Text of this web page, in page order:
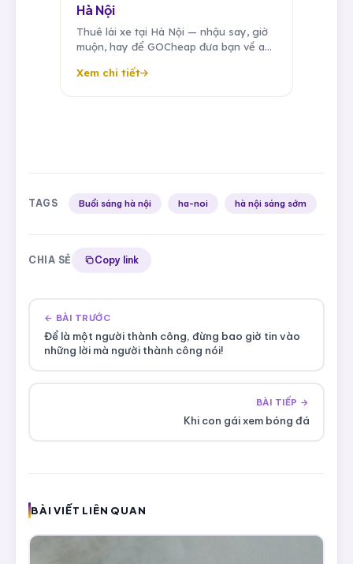
Hà Nội
Thuê lái xe tại Hà Nội — nhậu say, giờ
muộn, hay để GOCheap đưa bạn về an
sân bay, sự kiện 24/7.
Xem chi tiết
TAGS Buổi sáng hà nội ha-noi hà nội sáng sớm
CHIA SẺ Copy link
← BÀI TRƯỚC
Để là một người thành công, đừng bao giờ tin vào
những lời mà người thành công nói!
BÀI TIẾP →
Khi con gái xem bóng đá
BÀI VIẾT LIÊN QUAN